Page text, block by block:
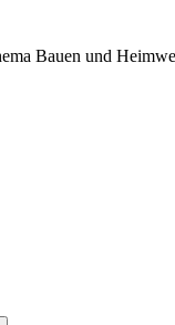
Bauen und